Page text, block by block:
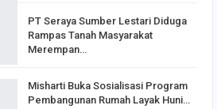
PT Seraya Sumber Lestari Diduga
Rampas Tanah Masyarakat
Merempan…
Misharti Buka Sosialisasi Program
Pembangunan Rumah Layak Huni…